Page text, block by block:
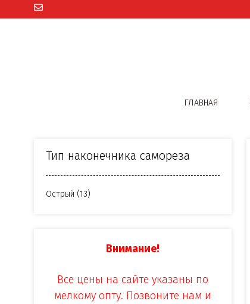
ГЛАВНАЯ
Тип наконечника самореза
Острый (13)
Внимание!
Все цены на сайте указаны по
мелкому опту. Позвоните нам и